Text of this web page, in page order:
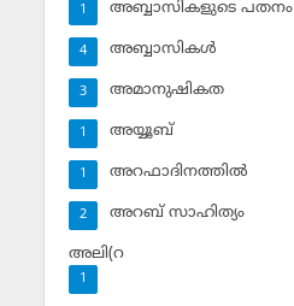
അബ്ബാസികളുടെ പതനം
1
അബ്ബാസികള്‍
4
അമാനുഷികത
3
അയ്യൂബ്‌
1
അറഫാദിനത്തില്‍
1
അറബ് സാഹിത്യം
2
അലി(റ
1